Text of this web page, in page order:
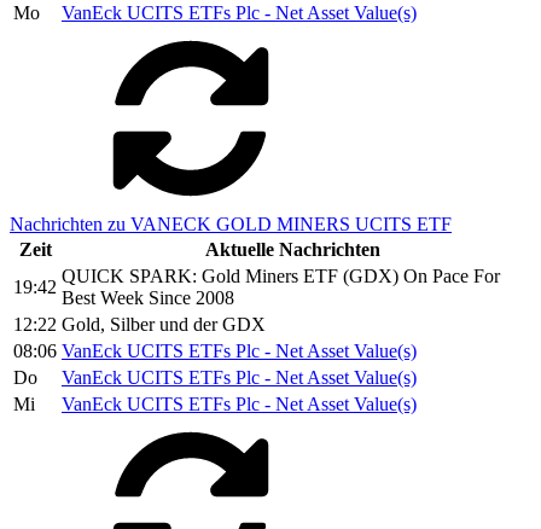
Mo
VanEck UCITS ETFs Plc - Net Asset Value(s)
Nachrichten zu VANECK GOLD MINERS UCITS ETF
Zeit
Aktuelle Nachrichten
19:42
QUICK SPARK: Gold Miners ETF (GDX) On Pace For
Best Week Since 2008
12:22 Gold, Silber und der GDX
08:06 VanEck UCITS ETFs Plc - Net Asset Value(s)
Do
VanEck UCITS ETFs Plc - Net Asset Value(s)
Mi
VanEck UCITS ETFs Plc - Net Asset Value(s)